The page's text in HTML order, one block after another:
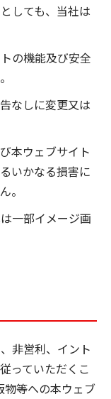
しても、当社は
の機能及び安全
なしに変更又は
本ウェブサイト
いかなる損害に
。
一部イメージ画
非営利、イント
っていただくこ
物等への本ウェブ